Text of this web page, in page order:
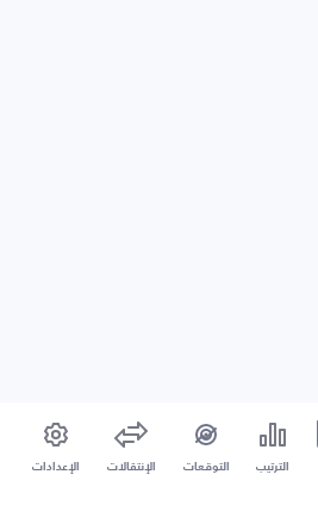
الترتيب التوقعات الإنتقالات الإعدادات